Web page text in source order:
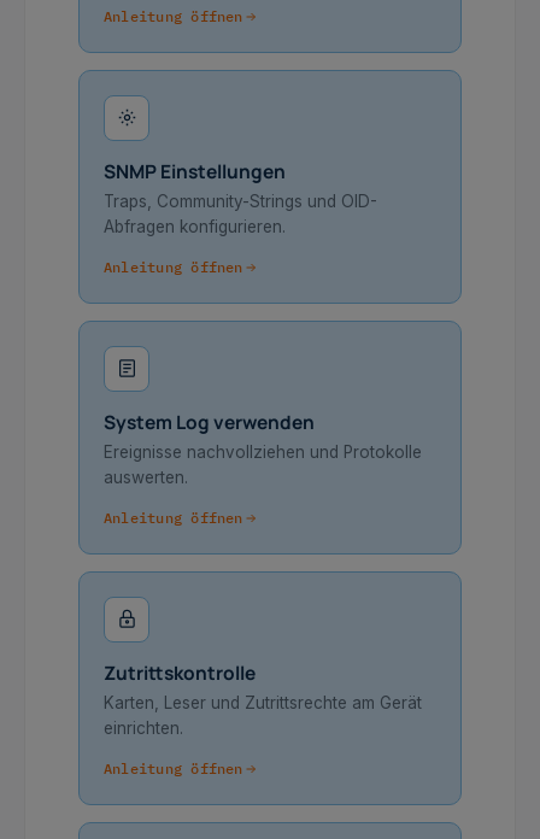
Anleitung öffnen
SNMP Einstellungen
Traps, Community-Strings und OID-
Abfragen konfigurieren.
Anleitung öffnen
System Log verwenden
Ereignisse nachvollziehen und Protokolle
auswerten.
Anleitung öffnen
Zutrittskontrolle
Karten, Leser und Zutrittsrechte am Gerät
einrichten.
Anleitung öffnen